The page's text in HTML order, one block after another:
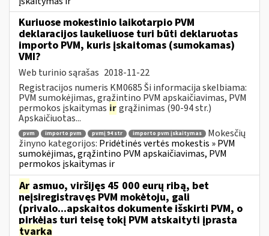
Kuriuose mokestinio laikotarpio PVM
deklaracijos laukeliuose turi būti deklaruotas
importo PVM, kuris įskaitomas (sumokamas)
VMI?
Web turinio sąrašas 2018-11-22
Registracijos numeris KM0685 Ši informacija skelbiama:
PVM sumokėjimas, grąžintino PVM apskaičiavimas, PVM
permokos įskaitymas irgrąžinimas (90-94 str.)
Apskaičiuotas...
pvm importo pvm pvmį 94 str importo pvm įskaitymas
Mokesčių
žinyno kategorijos: Pridėtinės vertės mokestis » PVM
sumokėjimas, grąžintino PVM apskaičiavimas, PVM
permokos įskaitymas ir
Ar asmuo, viršijęs 45 000 eurų ribą, bet
neįsiregistravęs PVM mokėtoju, gali
(privalo...apskaitos dokumente išskirti PVM, o
pirkėjas turi teisę tokį PVM atskaityti įprasta
tvarka